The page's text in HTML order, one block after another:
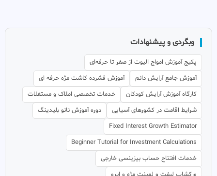
وبگردی و پیشنهادات
پکیج آموزش امواج الیوت از صفر تا حرفه‌ای
آموزش جامع آرایش دائم
آموزش فشرده کاشت مژه حرفه ای
کارگاه آموزش آرایش کودکان
خدمات تخصصی املاک و مستغلات
شرایط اقامت در کشورهای آسیایی
دوره آموزش نانو بلیدینگ
Fixed Interest Growth Estimator
Beginner Tutorial for Investment Calculations
خدمات افتتاح حساب بیزینسی خارجی